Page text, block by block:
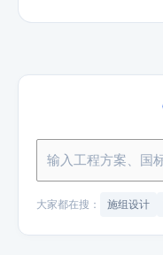
大家都在搜： 施组设计